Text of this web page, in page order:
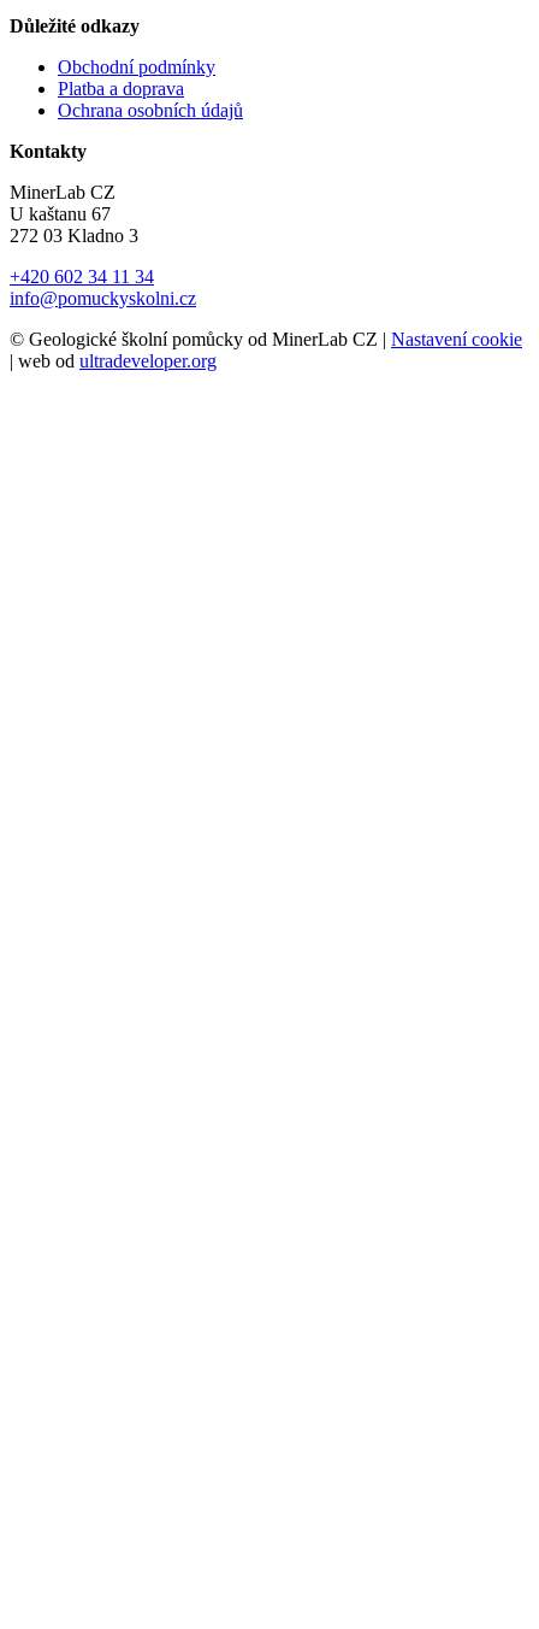
Důležité odkazy
Obchodní podmínky
Platba a doprava
Ochrana osobních údajů
Kontakty
MinerLab CZ
U kaštanu 67
272 03 Kladno 3
+420 602 34 11 34
info@pomuckyskolni.cz
© Geologické školní pomůcky od MinerLab CZ | Nastavení cookie
| web od ultradeveloper.org